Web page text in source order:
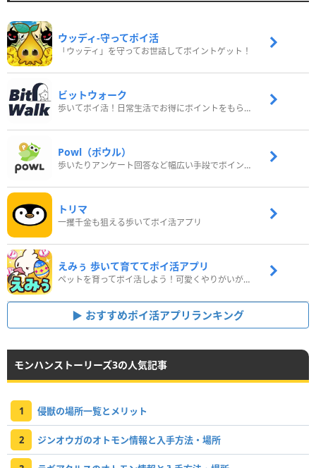
ウッディ‐守ってポイ活
「ウッディ」を守ってお世話してポイントゲット！
ビットウォーク
歩いてポイ活！日常生活でお得にポイントをもらおう
Powl（ポウル）
歩いたりアンケート回答など幅広い手段でポイントをゲット
トリマ
一攫千金も狙える歩いてポイ活アプリ
えみぅ 歩いて育ててポイ活アプリ
ペットを育ってポイ活しよう！可愛くやりがいがある新感覚アプリ
おすすめポイ活アプリランキング
モンハンストーリーズ3の人気記事
1 侵獣の場所一覧とメリット
2 ジンオウガのオトモン情報と入手方法・場所